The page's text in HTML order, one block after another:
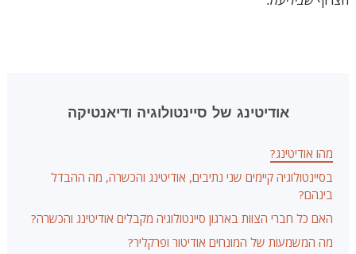
אודיטינג של סיינטולוגיה ודיאנטיקה
מהו אודיטינג?
בסיינטולוגיה קיימים שני נתיבים, אודיטינג והכשרה, מה ההבדל
בינהם?
האם כל חברי הצוות בארגון סיינטולוגיה מקבלים אודיטינג והכשרה?
מה המשמעות של המונחים אודיטור ופרקליר?